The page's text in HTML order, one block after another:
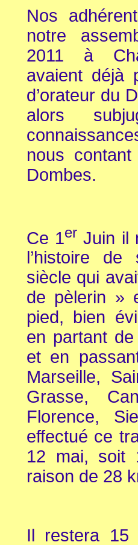
Nos
notre
2011 à
avaient déjà
d’orateur du
alors
nous
Dombes.
Ce 1er Juin il
l’histoire
siècle qui
de pèlerin »
pied, bien
en partant
et en
Marseille,
Grasse,
Florence,
effectué ce
12 mai, soit
raison de 28
Il restera 15